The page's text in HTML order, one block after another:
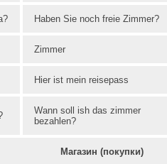
Haben Sie noch freie Zimmer?
Zimmer
Hier ist mein reisepass
Wann soll ish das zimmer
bezahlen?
Магазин (покупки)